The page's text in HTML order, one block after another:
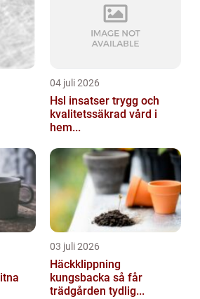
04 juli 2026
Hsl insatser trygg och
kvalitetssäkrad vård i
hem...
03 juli 2026
Häckklippning
kungsbacka så får
trädgården tydlig...